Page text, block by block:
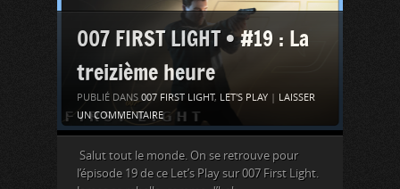
007 FIRST LIGHT • #19 : La
treizième heure
PUBLIÉ DANS 007 FIRST LIGHT, LET'S PLAY | LAISSER
UN COMMENTAIRE
Salut tout le monde. On se retrouve pour
l’épisode 19 de ce Let’s Play sur 007 First Light.